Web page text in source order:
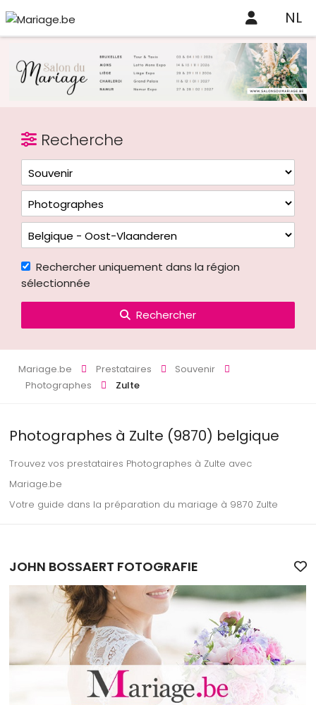
NL
Recherche
Rechercher uniquement dans la région
sélectionnée
Rechercher
Mariage.be Prestataires
Souvenir
Photographes
Zulte
Photographes à Zulte (9870) belgique
Trouvez vos prestataires Photographes à Zulte avec
Mariage.be
Votre guide dans la préparation du mariage à 9870 Zulte
JOHN BOSSAERT FOTOGRAFIE